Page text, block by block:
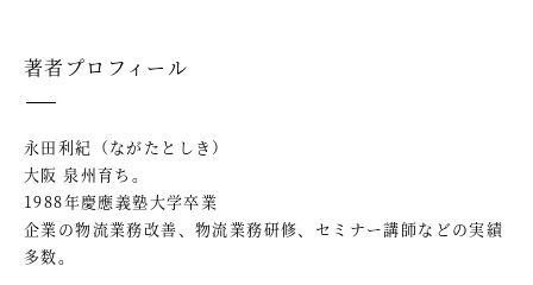
著者プロフィール
永田利紀（ながたとしき）
大阪 泉州育ち。
1988年慶應義塾大学卒業
企業の物流業務改善、物流業務研修、セミナー講師などの実績
多数。